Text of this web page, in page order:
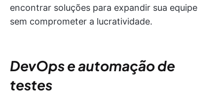
encontrar soluções para expandir sua equipe
sem comprometer a lucratividade.
DevOps e automação de
testes